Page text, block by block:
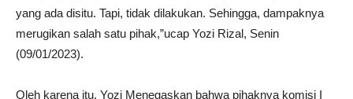
yang ada disitu. Tapi, tidak dilakukan. Sehingga, dampaknya
merugikan salah satu pihak,”ucap Yozi Rizal, Senin
(09/01/2023).
Oleh karena itu, Yozi Menegaskan bahwa pihaknya komisi I